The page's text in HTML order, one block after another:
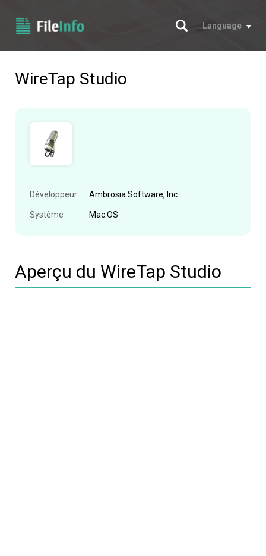
Chercher
Language
WireTap Studio
Développeur Ambrosia Software, Inc.
Système Mac OS
Aperçu du WireTap Studio